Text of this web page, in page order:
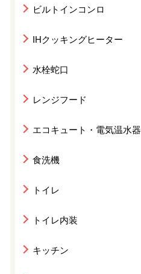
ビルトインコンロ
IHクッキングヒーター
水栓蛇口
レンジフード
エコキュート・電気温水器
食洗機
トイレ
トイレ内装
キッチン